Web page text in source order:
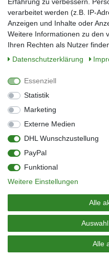
E-Mail*
Sie können den Newsletter jederzeit
** gilt für Lieferungen innerhalb
entnehmen Sie bitte der Schaltfläche mit
Widerrufs­recht
Kontakt
Zahlung & Versand
Vertrag widerrufen
© Copyright 2026 | Alle Rechte vorbehalten.
verarbeitet werden (z.B. IP-
Anzeigen und Inhalte oder
Weitere Informationen zu den
Ihren Rechten als Nutzer
Daten­schutz­erklärung
Essenziell
Statistik
Marketing
Externe Medien
DHL Wunschzustellung
PayPal
Funktional
Weitere Einstellungen
Alle
Alle